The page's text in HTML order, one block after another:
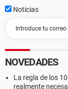
Noticias
NOVEDADES
La regla de los
realmente